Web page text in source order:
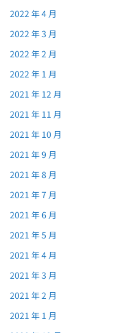
2022 年 4 月
2022 年 3 月
2022 年 2 月
2022 年 1 月
2021 年 12 月
2021 年 11 月
2021 年 10 月
2021 年 9 月
2021 年 8 月
2021 年 7 月
2021 年 6 月
2021 年 5 月
2021 年 4 月
2021 年 3 月
2021 年 2 月
2021 年 1 月